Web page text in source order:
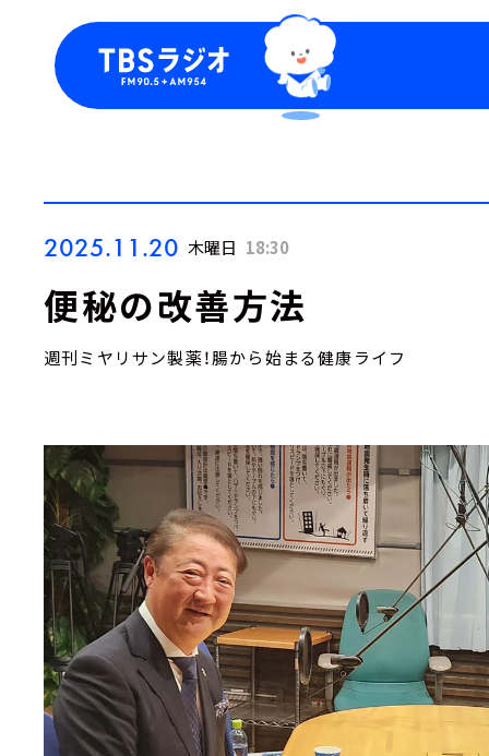
2025.11.20 木曜日 18:30
便秘の改善方法
週刊ミヤリサン製薬！腸から始まる健康ライフ